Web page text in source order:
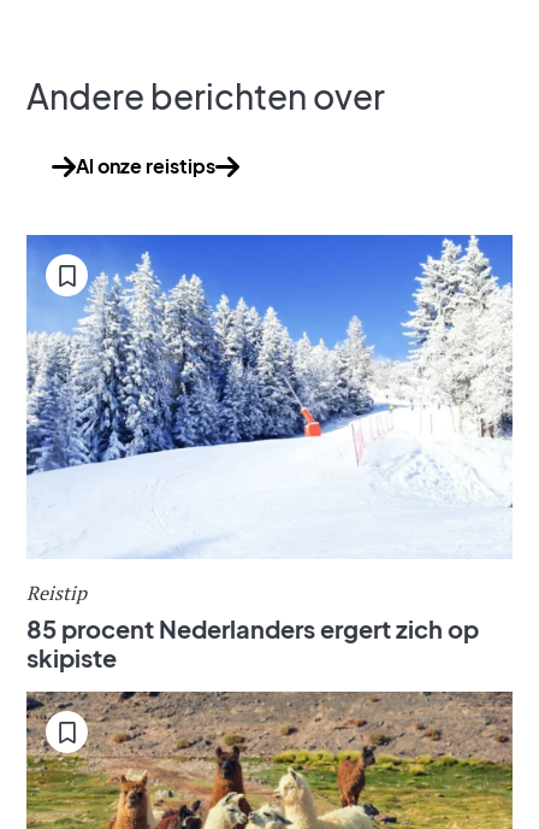
Andere berichten over
Al onze reistips
Reistip
85 procent Nederlanders ergert zich op
skipiste